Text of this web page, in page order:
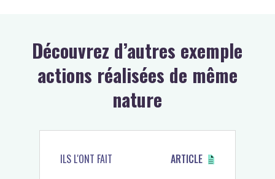
Découvrez d’autres exemple
actions réalisées de même
nature
ARTICLE
ILS L'ONT FAIT